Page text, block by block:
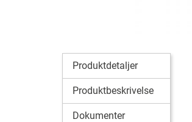
Produktdetaljer
Produktbeskrivelse
Dokumenter